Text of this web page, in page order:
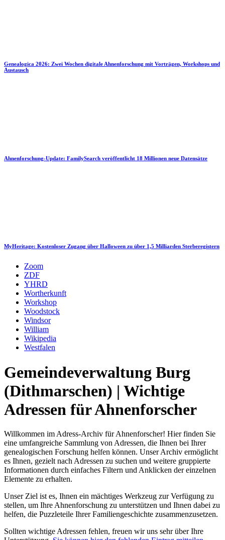
Genealogica 2026: Zwei Wochen digitale Ahnenforschung mit Vorträgen, Workshops und
Austausch
Ahnenforschung-Update: FamilySearch veröffentlicht 18 Millionen neue Datensätze
MyHeritage: Kostenloser Zugang über Halloween zu über 1,5 Milliarden Sterberegistern
Zoom
ZDF
YHRD
Wortherkunft
Workshop
Woodstock
Windsor
William
Wikipedia
Westfalen
Gemeindeverwaltung Burg
(Dithmarschen) | Wichtige
Adressen für Ahnenforscher
Willkommen im Adress-Archiv für Ahnenforscher! Hier finden Sie
eine umfangreiche Sammlung von Adressen, die Ihnen bei Ihrer
genealogischen Forschung helfen können. Unser Archiv ermöglicht
es Ihnen, gezielt nach Adressen zu suchen und weitere gruppierte
Informationen durch einfaches Filtern und Anklicken der einzelnen
Elemente zu erhalten.
Unser Ziel ist es, Ihnen ein mächtiges Werkzeug zur Verfügung zu
stellen, um Ihre Ahnenforschung zu unterstützen und Ihnen dabei zu
helfen, die Puzzleteile Ihrer Familiengeschichte zusammenzusetzen.
Sollten wichtige Adressen fehlen, freuen wir uns sehr über Ihre